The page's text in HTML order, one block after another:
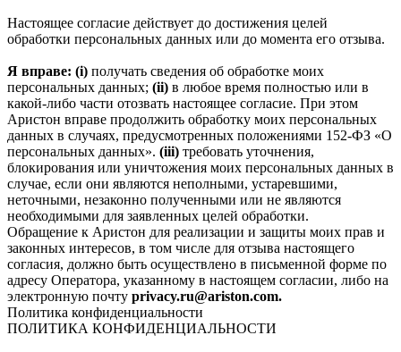
Настоящее согласие действует до достижения целей
обработки персональных данных или до момента его отзыва.
Я вправе: (i) получать сведения об обработке моих
персональных данных; (ii) в любое время полностью или в
какой-либо части отозвать настоящее согласие. При этом
Аристон вправе продолжить обработку моих персональных
данных в случаях, предусмотренных положениями 152-ФЗ «О
персональных данных». (iii) требовать уточнения,
блокирования или уничтожения моих персональных данных в
случае, если они являются неполными, устаревшими,
неточными, незаконно полученными или не являются
необходимыми для заявленных целей обработки.
Обращение к Аристон для реализации и защиты моих прав и
законных интересов, в том числе для отзыва настоящего
согласия, должно быть осуществлено в письменной форме по
адресу Оператора, указанному в настоящем согласии, либо на
электронную почту privacy.ru@ariston.com.
Политика конфиденциальности
ПОЛИТИКА КОНФИДЕНЦИАЛЬНОСТИ